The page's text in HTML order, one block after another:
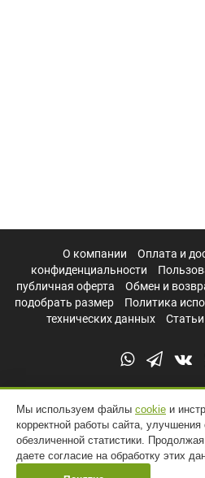
О компании Оплата и
конфиденциальности
публичная оферта
Обмен и
подобрать размер
Политика
технических данных
Статьи
Мы используем файлы cookie и
корректной работы сайта, улучшения
обезличенной статистики.
даете согласие на обработку этих